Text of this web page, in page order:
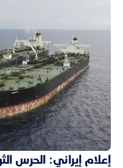
إعلام إيراني: الحرس